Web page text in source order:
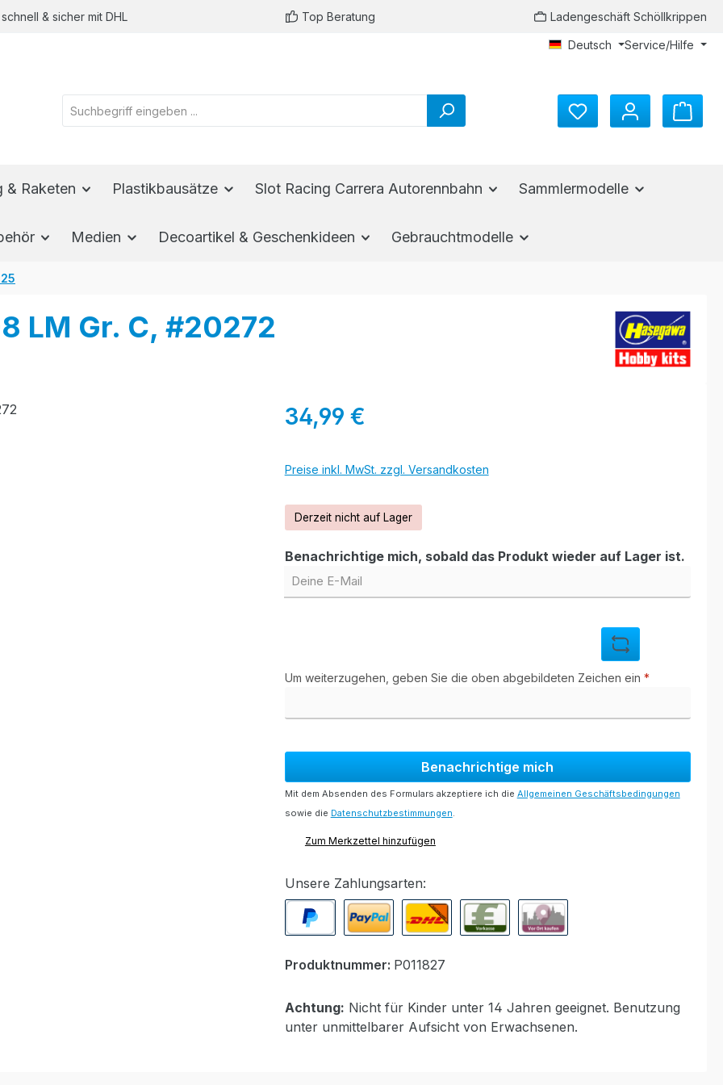
& sicher mit DHL Top Beratung Ladengeschäft Schöllkrippen
Deutsch Service/Hilfe
& Raketen Plastikbausätze Slot Racing Carrera Autorennbahn Sammlermodelle
Medien Decoartikel & Geschenkideen Gebrauchtmodelle
LM Gr. C, #20272
Regulärer Preis:
34,99 €
Preise inkl. MwSt. zzgl. Versandkosten
Derzeit nicht auf Lager
Benachrichtige mich, sobald das Produkt wieder auf Lager ist.
Deine E-Mail
Um weiterzugehen, geben Sie die oben abgebildeten Zeichen ein *
Benachrichtige mich
Mit dem Absenden des Formulars akzeptiere ich die Allgemeinen Geschäftsbedingungen
sowie die Datenschutzbestimmungen
Zum Merkzettel hinzufügen
Unsere Zahlungsarten:
Produktnummer: P011827
Achtung: Nicht für Kinder unter 14 Jahren geeignet. Benutzung
unter unmittelbarer Aufsicht von Erwachsenen.